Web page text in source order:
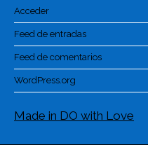
Acceder
Feed de entradas
Feed de comentarios
WordPress.org
Made in DO with Love